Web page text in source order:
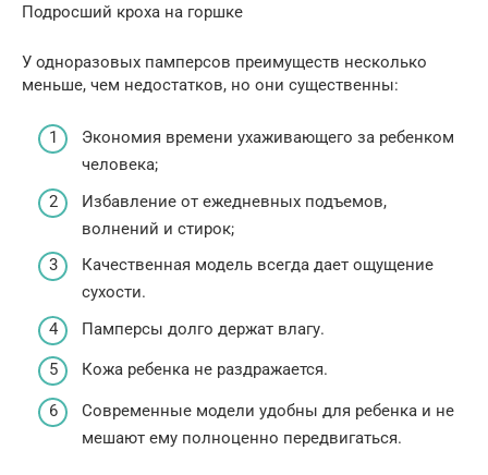
Подросший кроха на горшке
У одноразовых памперсов преимуществ несколько
меньше, чем недостатков, но они существенны:
Экономия времени ухаживающего за ребенком
человека;
Избавление от ежедневных подъемов,
волнений и стирок;
Качественная модель всегда дает ощущение
сухости.
Памперсы долго держат влагу.
Кожа ребенка не раздражается.
Современные модели удобны для ребенка и не
мешают ему полноценно передвигаться.